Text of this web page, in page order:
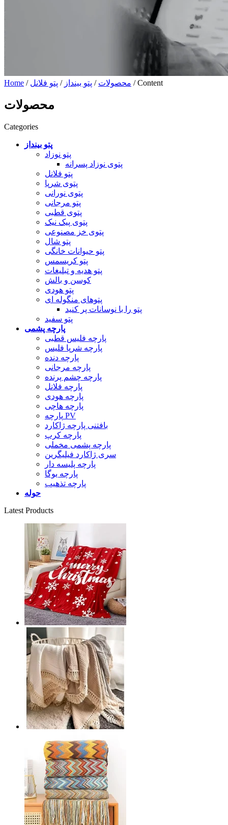
Home / محصولات / پتو بینداز / پتو فلانل / Content
محصولات
Categories
پتو بینداز
پتو نوزاد
پتوی نوزاد پسرانه
پتو فلانل
پتوی شرپا
پتوی نورانی
پتو مرجانی
پتوی قطبی
پتوی پیک نیک
پتوی خز مصنوعی
پتو شال
پتو حیوانات خانگی
پتو کریسمس
پتو هدیه و تبلیغات
کوسن و بالش
پتو هودی
پتوهای منگوله ای
پتو را با نوسانات پر کنید
پتو سفید
پارچه پشمی
پارچه فلیس قطبی
پارچه شرپا فلیس
پارچه دنده
پارچه مرجانی
پارچه چشم پرنده
پارچه فلانل
پارچه هودی
پارچه هاچی
پارچه PV
بافتنی پارچه ژاکارد
پارچه کرپ
پارچه پشمی مخملی
سری ژاکارد فیلیگرین
پارچه پلیسه دار
پارچه یوگا
پارچه تذهیب
حوله
Latest Products